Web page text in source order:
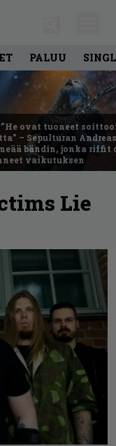
PALUU
”He ovat tuoneet
– Sepulturan
bändin, jonka riffit
vaikutuksen
Lie